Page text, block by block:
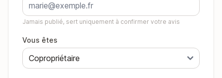
Jamais publié, sert uniquement à confirmer votre avis
Vous êtes